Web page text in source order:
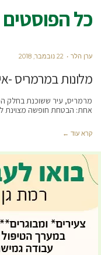
כל
ערן הלר 22 נובמבר, 2018
מלונות במרמריס -
מרמריס, עיר ששוכנת בחלק
אחת: הבטחת חופשה מצוינת
קרא עוד ←